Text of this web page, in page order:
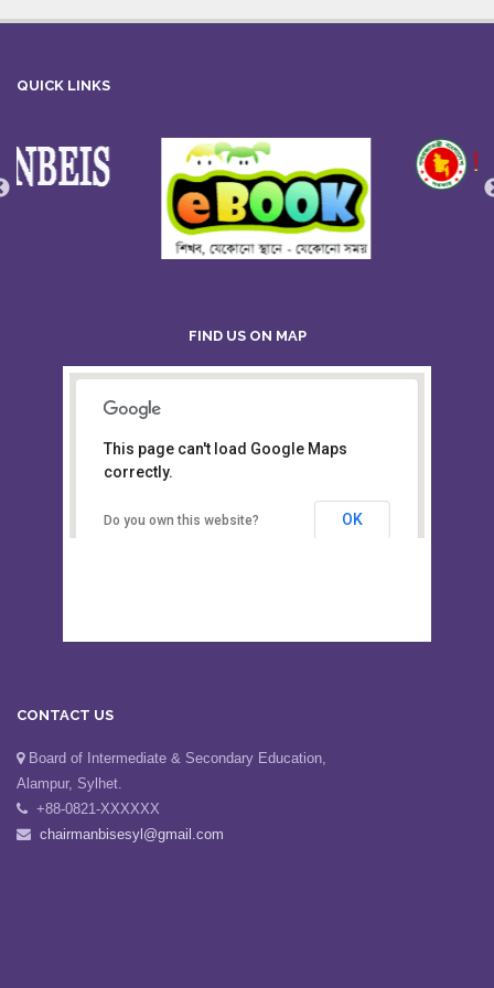
QUICK LINKS
Board of Intermediate &
Sylhet
This page can't load Google Maps
Board of Intermediate & Secondary Education,
Alampur, Sylhet.
+88-0821-XXXXXX